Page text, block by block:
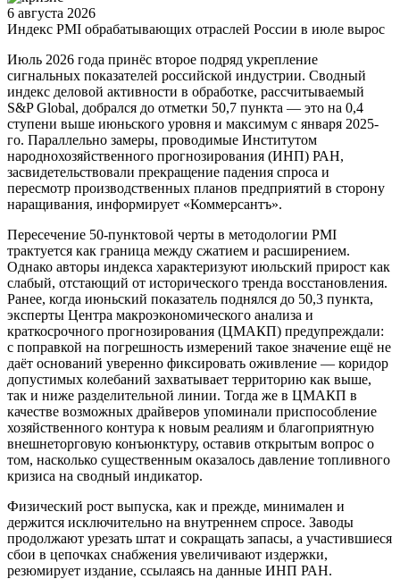
6 августа 2026
Индекс PMI обрабатывающих отраслей России в июле вырос
Июль 2026 года принёс второе подряд укрепление
сигнальных показателей российской индустрии. Сводный
индекс деловой активности в обработке, рассчитываемый
S&P Global, добрался до отметки 50,7 пункта — это на 0,4
ступени выше июньского уровня и максимум с января 2025-
го. Параллельно замеры, проводимые Институтом
народнохозяйственного прогнозирования (ИНП) РАН,
засвидетельствовали прекращение падения спроса и
пересмотр производственных планов предприятий в сторону
наращивания, информирует «Коммерсантъ».
Пересечение 50-пунктовой черты в методологии PMI
трактуется как граница между сжатием и расширением.
Однако авторы индекса характеризуют июльский прирост как
слабый, отстающий от исторического тренда восстановления.
Ранее, когда июньский показатель поднялся до 50,3 пункта,
эксперты Центра макроэкономического анализа и
краткосрочного прогнозирования (ЦМАКП) предупреждали:
с поправкой на погрешность измерений такое значение ещё не
даёт оснований уверенно фиксировать оживление — коридор
допустимых колебаний захватывает территорию как выше,
так и ниже разделительной линии. Тогда же в ЦМАКП в
качестве возможных драйверов упоминали приспособление
хозяйственного контура к новым реалиям и благоприятную
внешнеторговую конъюнктуру, оставив открытым вопрос о
том, насколько существенным оказалось давление топливного
кризиса на сводный индикатор.
Физический рост выпуска, как и прежде, минимален и
держится исключительно на внутреннем спросе. Заводы
продолжают урезать штат и сокращать запасы, а участившиеся
сбои в цепочках снабжения увеличивают издержки,
резюмирует издание, ссылаясь на данные ИНП РАН.